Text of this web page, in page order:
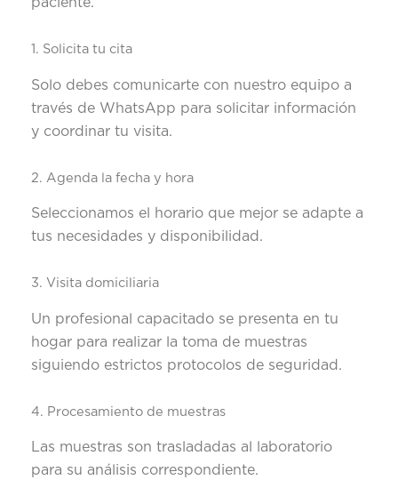
paciente.
1. Solicita tu cita
Solo debes comunicarte con nuestro equipo a
través de WhatsApp para solicitar información
y coordinar tu visita.
2. Agenda la fecha y hora
Seleccionamos el horario que mejor se adapte a
tus necesidades y disponibilidad.
3. Visita domiciliaria
Un profesional capacitado se presenta en tu
hogar para realizar la toma de muestras
siguiendo estrictos protocolos de seguridad.
4. Procesamiento de muestras
Las muestras son trasladadas al laboratorio
para su análisis correspondiente.